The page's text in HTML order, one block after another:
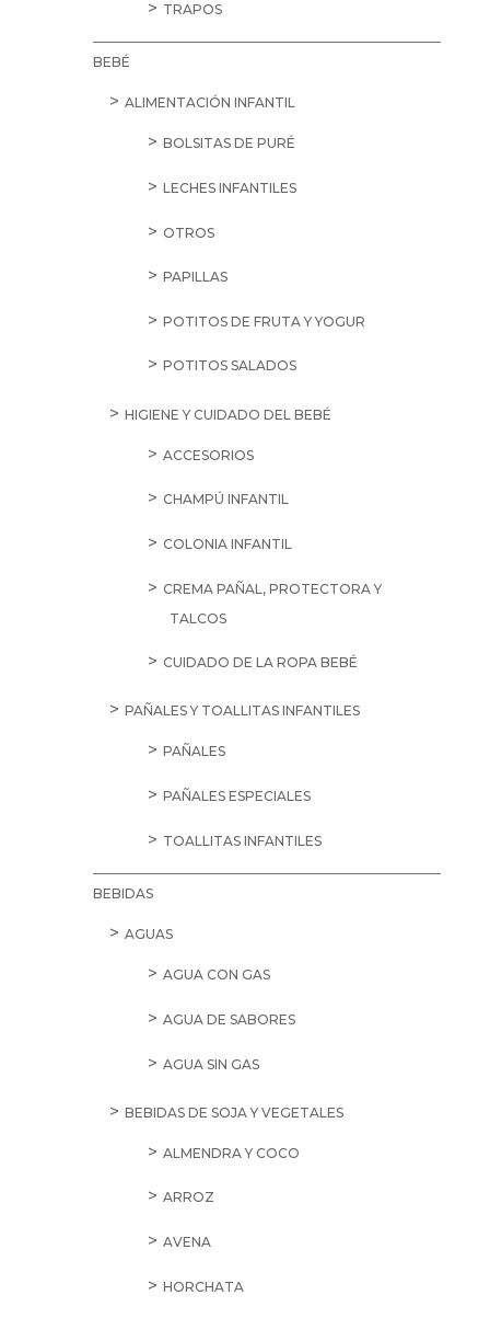
TRAPOS
BEBÉ
ALIMENTACIÓN INFANTIL
BOLSITAS DE PURÉ
LECHES INFANTILES
OTROS
PAPILLAS
POTITOS DE FRUTA Y YOGUR
POTITOS SALADOS
HIGIENE Y CUIDADO DEL BEBÉ
ACCESORIOS
CHAMPÚ INFANTIL
COLONIA INFANTIL
CREMA PAÑAL, PROTECTORA Y
TALCOS
CUIDADO DE LA ROPA BEBÉ
PAÑALES Y TOALLITAS INFANTILES
PAÑALES
PAÑALES ESPECIALES
TOALLITAS INFANTILES
BEBIDAS
AGUAS
AGUA CON GAS
AGUA DE SABORES
AGUA SIN GAS
BEBIDAS DE SOJA Y VEGETALES
ALMENDRA Y COCO
ARROZ
AVENA
HORCHATA